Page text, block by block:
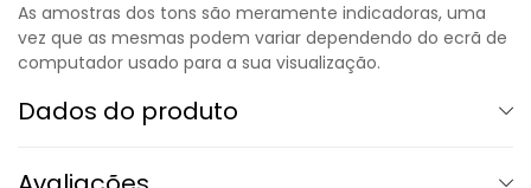
As amostras dos tons são meramente indicadoras, uma
vez que as mesmas podem variar dependendo do ecrã de
computador usado para a sua visualização.
Dados do produto